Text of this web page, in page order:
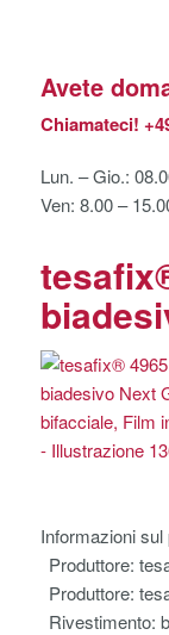
Avete
Chiamateci!
Lun. – Gio.:
Ven: 8.00 –
Informazioni sul
Produttore:
Produttore:
Rivestimento: